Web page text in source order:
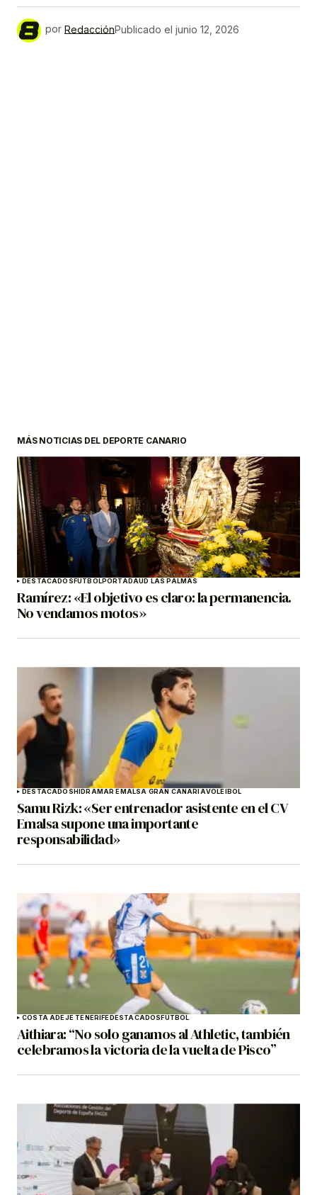
por RedacciónPublicado el junio 12, 2026
MÁS NOTICIAS DEL DEPORTE CANARIO
DESTACADOSFÚTBOLPORTADAUD LAS PALMAS
Ramírez: «El objetivo es claro: la permanencia.
No vendamos motos»
DESTACADOSHIDRAMAR EMALSA GRAN CANARIAVOLEIBOL
Samu Rizk: «Ser entrenador asistente en el CV
Emalsa supone una importante
responsabilidad»
COSTA ADEJE TENERIFEDESTACADOSFÚTBOL
Aithiara: “No solo ganamos al Athletic, también
celebramos la victoria de la vuelta de Pisco”